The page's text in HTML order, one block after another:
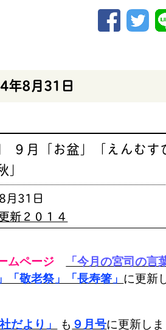
年8月31日
９月「お盆」「えんむす
月31日
新２０１４
ムページ
「今月の宮司の言
「敬老祭」「長寿箸」 に更新
だより」 も ９月号に更新し